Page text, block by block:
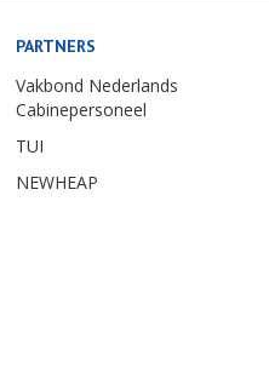
PARTNERS
Vakbond Nederlands
Cabinepersoneel
TUI
NEWHEAP